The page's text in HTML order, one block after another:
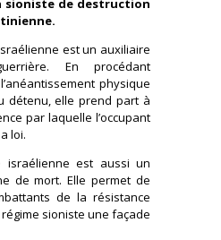
sioniste de destruction
est un auxiliaire
En procédant
physique
détenu, elle prend part à
par laquelle l’occupant
loi.
israélienne est aussi un
de mort. Elle permet de
de la résistance
sioniste une façade